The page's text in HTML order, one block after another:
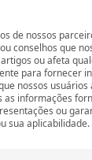
de nossos
conselhos que
ou afeta
para fornecer
nossos
as informações
ou
sua aplicabilidade.